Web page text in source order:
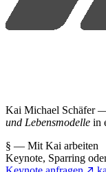
Kai Michael Schäfer
und Lebensmodelle in
§ — Mit Kai arbeiten
Keynote, Sparring